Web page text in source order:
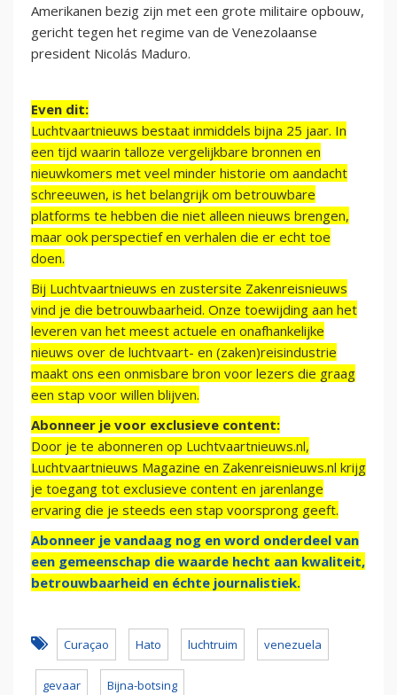
Amerikanen bezig zijn met een grote militaire opbouw,
gericht tegen het regime van de Venezolaanse
president Nicolás Maduro.
Even dit:
Luchtvaartnieuws bestaat inmiddels bijna 25 jaar. In
een tijd waarin talloze vergelijkbare bronnen en
nieuwkomers met veel minder historie om aandacht
schreeuwen, is het belangrijk om betrouwbare
platforms te hebben die niet alleen nieuws brengen,
maar ook perspectief en verhalen die er echt toe
doen.
Bij Luchtvaartnieuws en zustersite Zakenreisnieuws
vind je die betrouwbaarheid. Onze toewijding aan het
leveren van het meest actuele en onafhankelijke
nieuws over de luchtvaart- en (zaken)reisindustrie
maakt ons een onmisbare bron voor lezers die graag
een stap voor willen blijven.
Abonneer je voor exclusieve content:
Door je te abonneren op Luchtvaartnieuws.nl,
Luchtvaartnieuws Magazine en Zakenreisnieuws.nl krijg
je toegang tot exclusieve content en jarenlange
ervaring die je steeds een stap voorsprong geeft.
Abonneer je vandaag nog en word onderdeel van
een gemeenschap die waarde hecht aan kwaliteit,
betrouwbaarheid en échte journalistiek.
Curaçao Hato luchtruim venezuela
gevaar Bijna-botsing